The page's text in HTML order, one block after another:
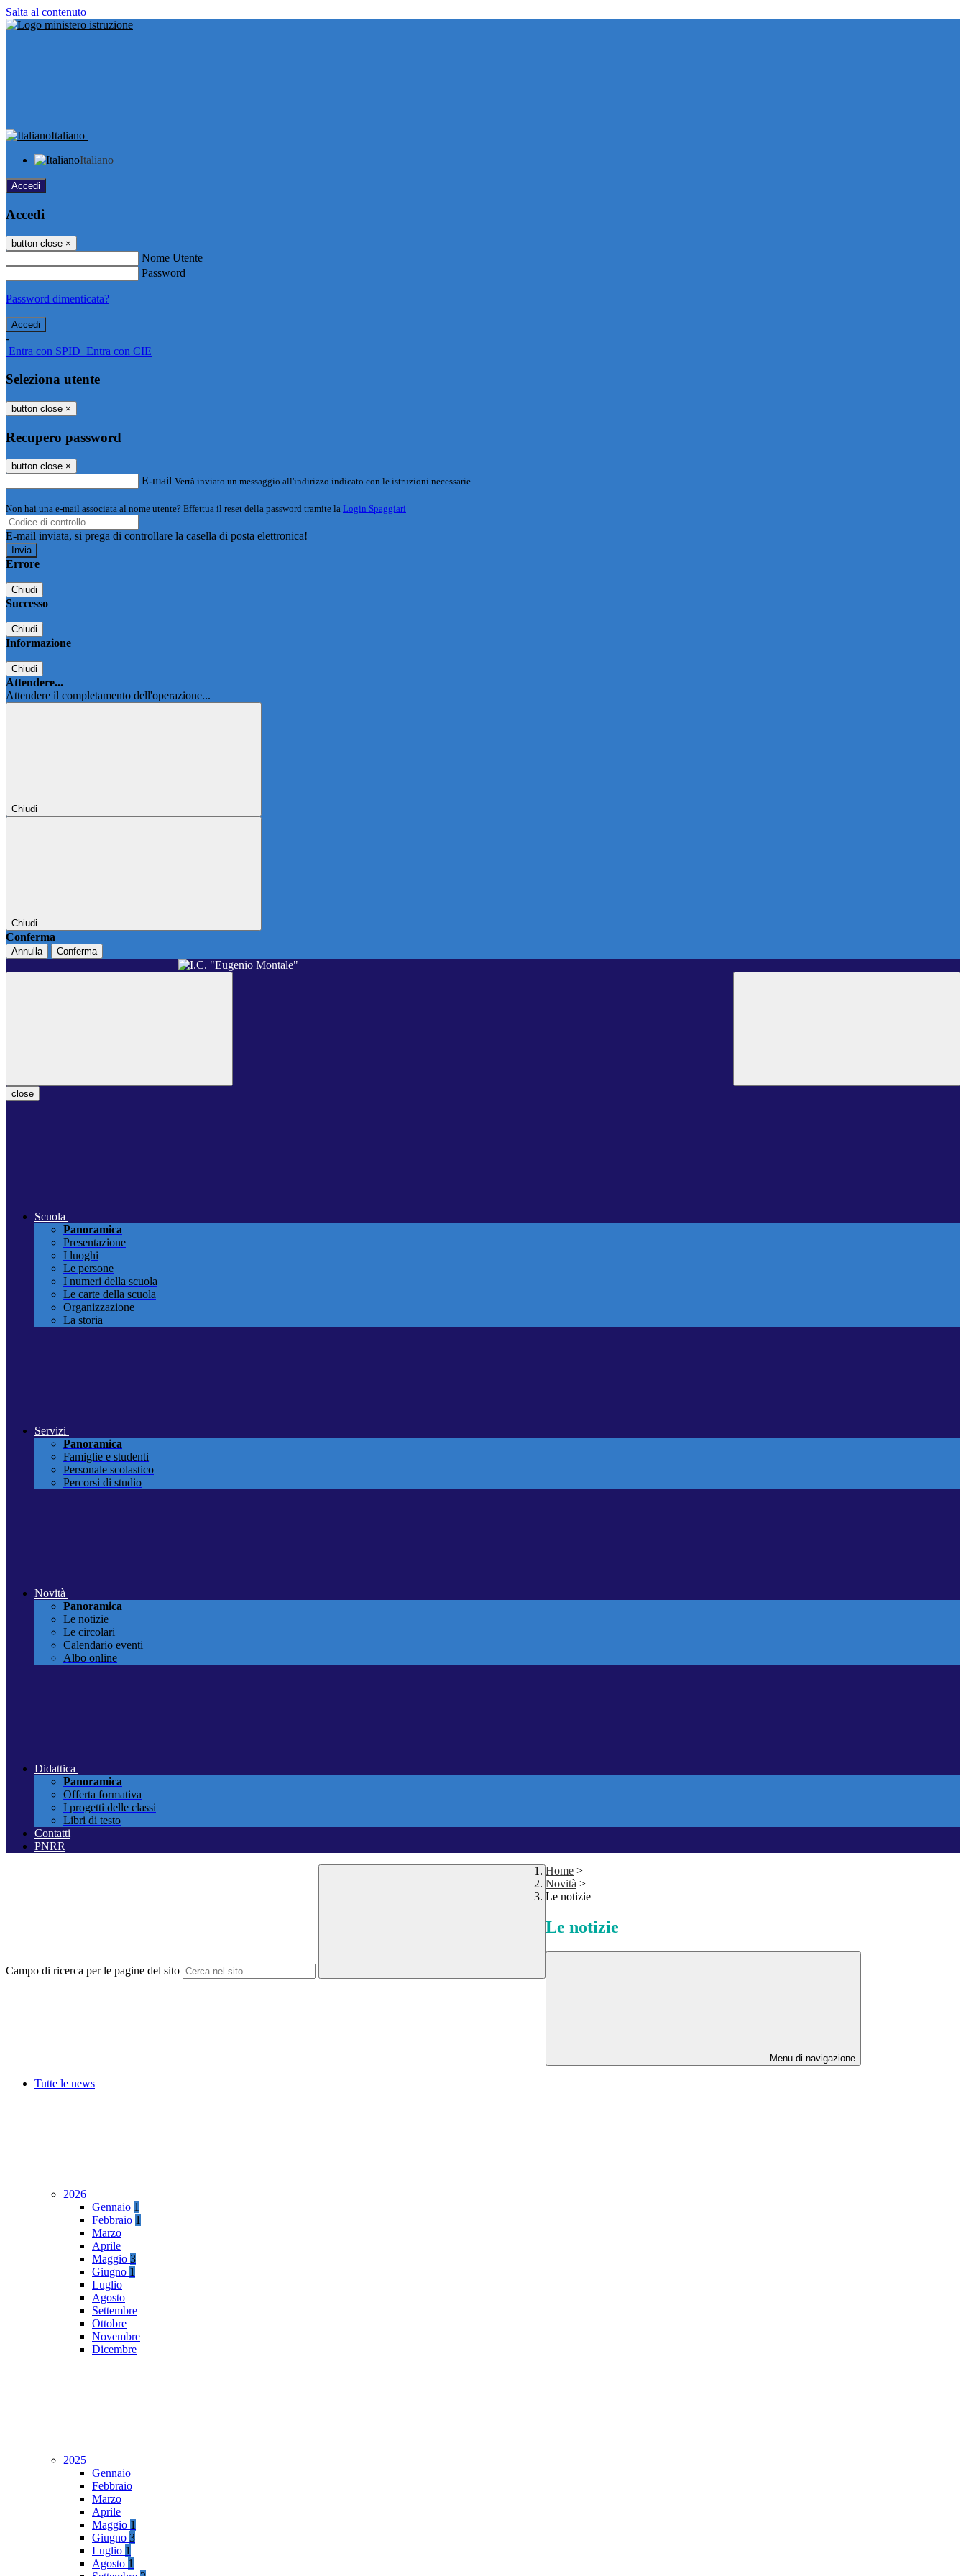
Salta al contenuto
Italiano
Italiano
Accedi
Accedi
button close ×
Nome Utente
Password
Password dimenticata?
-
Entra con SPID Entra con CIE
Seleziona utente
button close ×
Recupero password
button close ×
E-mail Verrà inviato un messaggio all'indirizzo indicato con le istruzioni necessarie.
Non hai una e-mail associata al nome utente? Effettua il reset della password tramite la Login Spaggiari
E-mail inviata, si prega di controllare la casella di posta elettronica!
Errore
Chiudi
Successo
Chiudi
Informazione
Chiudi
Attendere...
Attendere il completamento dell'operazione...
Chiudi
Chiudi
Conferma
Annulla Conferma
close
Scuola
Panoramica
Presentazione
I luoghi
Le persone
I numeri della scuola
Le carte della scuola
Organizzazione
La storia
Servizi
Panoramica
Famiglie e studenti
Personale scolastico
Percorsi di studio
Novità
Panoramica
Le notizie
Le circolari
Calendario eventi
Albo online
Didattica
Panoramica
Offerta formativa
I progetti delle classi
Libri di testo
Contatti
PNRR
Campo di ricerca per le pagine del sito
Home >
Novità >
Le notizie
Le notizie
Menu di navigazione
Tutte le news
2026
Gennaio 1
Febbraio 1
Marzo
Aprile
Maggio 3
Giugno 1
Luglio
Agosto
Settembre
Ottobre
Novembre
Dicembre
2025
Gennaio
Febbraio
Marzo
Aprile
Maggio 1
Giugno 3
Luglio 1
Agosto 1